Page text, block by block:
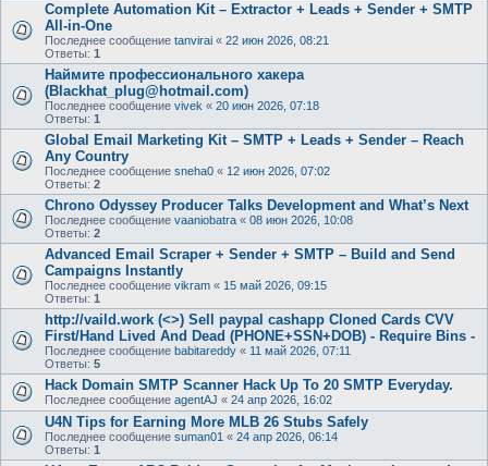
Complete Automation Kit – Extractor + Leads + Sender + SMTP
All-in-One
Последнее сообщение tanvirai « 22 июн 2026, 08:21
Ответы: 1
Наймите профессионального хакера
(Blackhat_plug@hotmail.com)
Последнее сообщение vivek « 20 июн 2026, 07:18
Ответы: 1
Global Email Marketing Kit – SMTP + Leads + Sender – Reach
Any Country
Последнее сообщение sneha0 « 12 июн 2026, 07:02
Ответы: 2
Chrono Odyssey Producer Talks Development and What’s Next
Последнее сообщение vaaniobatra « 08 июн 2026, 10:08
Ответы: 2
Advanced Email Scraper + Sender + SMTP – Build and Send
Campaigns Instantly
Последнее сообщение vikram « 15 май 2026, 09:15
Ответы: 1
http://vaild.work (<>) Sell paypal cashapp Cloned Cards CVV
First/Hand Lived And Dead (PHONE+SSN+DOB) - Require Bins -
Последнее сообщение babitareddy « 11 май 2026, 07:11
Ответы: 5
Hack Domain SMTP Scanner Hack Up To 20 SMTP Everyday.
Последнее сообщение agentAJ « 24 апр 2026, 16:02
U4N Tips for Earning More MLB 26 Stubs Safely
Последнее сообщение suman01 « 24 апр 2026, 06:14
Ответы: 1